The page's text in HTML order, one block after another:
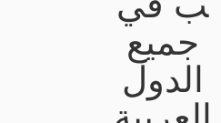
جميع
الدول